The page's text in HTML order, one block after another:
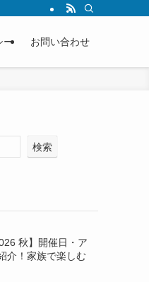
ー お問い合わせ
検索
秋】開催日・ア
介！家族で楽しむ